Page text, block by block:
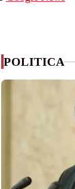
POLITICA